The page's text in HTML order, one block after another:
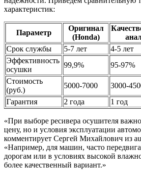
характеристик:
Параметр
Оригинал
(Honda)
Срок службы
5-7 лет 4-5 лет
Эффективность
осушки
99,9% 95-97%
Стоимость
(руб.)
5000-7000 3000-
Гарантия
2 года 1 год
«При выборе ресивера осушителя
цену, но и условия эксплуатации
комментирует Сергей Михайлович из
«Например, для машин, часто
дорогам или в условиях высокой
более качественный вариант.»